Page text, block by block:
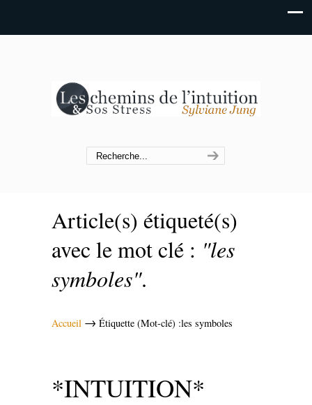
Article(s) étiqueté(s)
avec le mot clé : "les
symboles".
Accueil → Étiquette (Mot-clé) :les symboles
*INTUITION*